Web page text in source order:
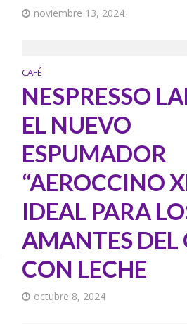
noviembre 13, 2024
CAFÉ
NESPRESSO
EL NUEVO
ESPUMADOR
“AEROCCINO
IDEAL PARA
AMANTES DEL
CON LECHE
octubre 8, 2024